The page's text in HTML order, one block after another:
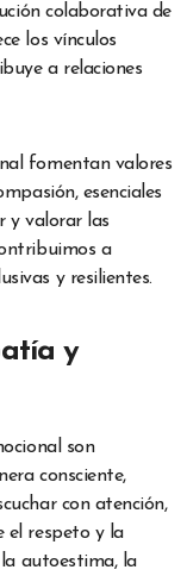
colaborativa de
los vínculos
a relaciones
fomentan valores
esenciales
y valorar las
a
y resilientes.
y
son
consciente,
con atención,
el respeto y la
autoestima, la